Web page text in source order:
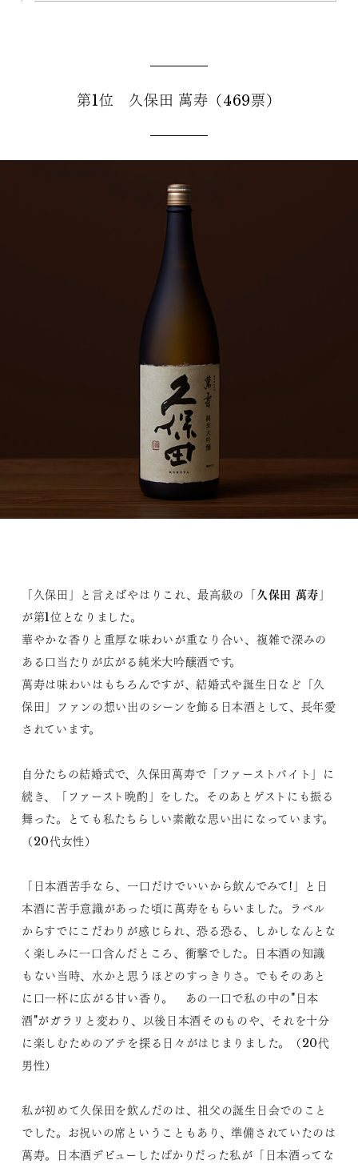
第1位 久保田 萬寿（469票）
「久保田」と言えばやはりこれ、最高級の「久保田 萬寿 」
が第1位となりました。
華やかな香りと重厚な味わいが重なり合い、複雑で深みの
ある口当たりが広がる純米大吟醸酒です。
萬寿は味わいはもちろんですが、結婚式や誕生日など「久
保田」ファンの想い出のシーンを飾る日本酒として、長年愛
されています。
自分たちの結婚式で、久保田萬寿で「ファーストバイト」に
続き、「ファースト晩酌」をした。そのあとゲストにも振る
舞った。とても私たちらしい素敵な思い出になっています。
（20代女性）
「日本酒苦手なら、一口だけでいいから飲んでみて!」と日
本酒に苦手意識があった頃に萬寿をもらいました。ラベル
からすでにこだわりが感じられ、恐る恐る、しかしなんとな
く楽しみに一口含んだところ、衝撃でした。日本酒の知識
もない当時、水かと思うほどのすっきりさ。でもそのあと
に口一杯に広がる甘い香り。 あの一口で私の中の"日本
酒"がガラリと変わり、以後日本酒そのものや、それを十分
に楽しむためのアテを探る日々がはじまりました。（20代
男性）
私が初めて久保田を飲んだのは、祖父の誕生日会でのこと
でした。お祝いの席ということもあり、準備されていたのは
萬寿。日本酒デビューしたばかりだった私が「日本酒ってな